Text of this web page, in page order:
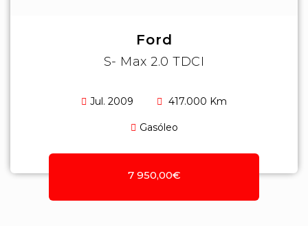
Ford
S- Max 2.0 TDCI
Jul. 2009 417.000 Km
Gasóleo
7 950,00€